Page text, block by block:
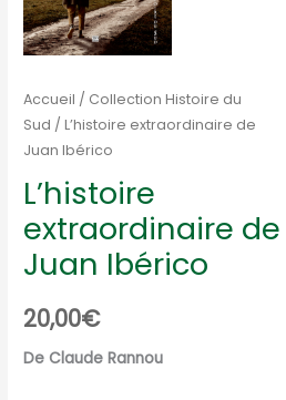
Accueil / Collection Histoire du
Sud / L’histoire extraordinaire de
Juan Ibérico
L’histoire
extraordinaire de
Juan Ibérico
20,00€
De Claude Rannou